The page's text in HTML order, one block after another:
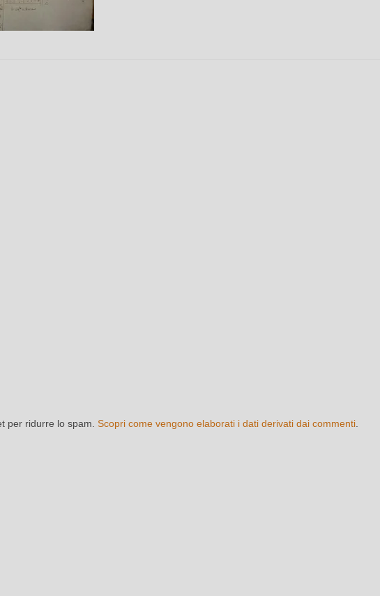
per ridurre lo spam. Scopri come vengono elaborati i dati derivati dai commenti